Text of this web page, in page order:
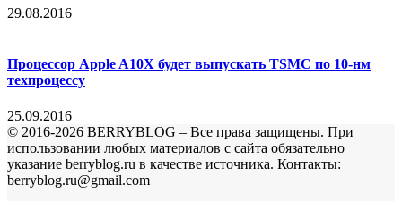
29.08.2016
Процессор Apple A10X будет выпускать TSMC по 10-нм
техпроцессу
25.09.2016
© 2016-2026 BERRYBLOG – Все права защищены. При
использовании любых материалов с сайта обязательно
указание berryblog.ru в качестве источника. Контакты:
berryblog.ru@gmail.com